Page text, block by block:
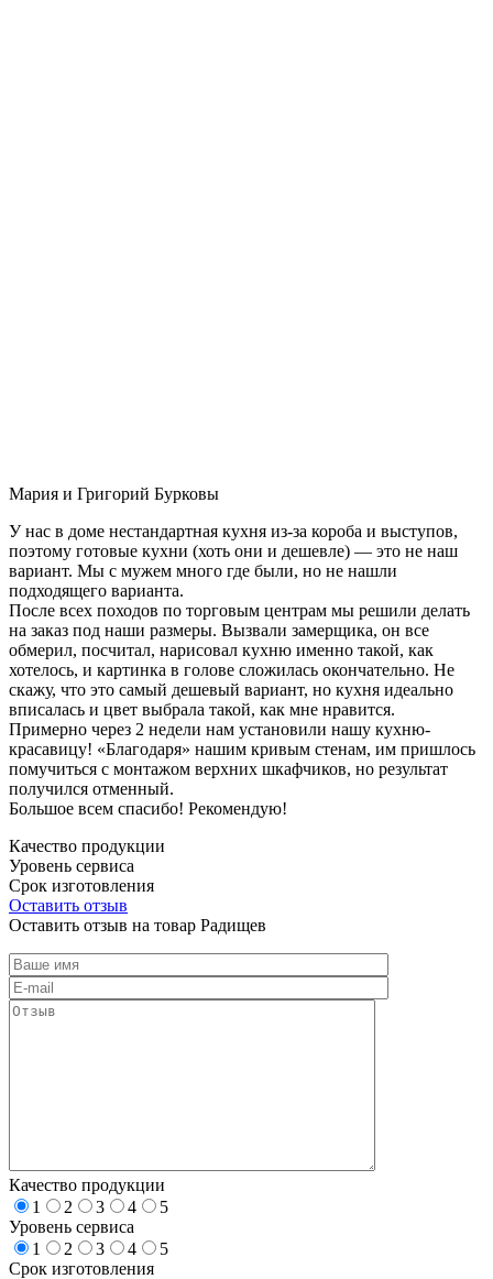
Мария и Григорий Бурковы
У нас в доме нестандартная кухня из-за короба и выступов,
поэтому готовые кухни (хоть они и дешевле) — это не наш
вариант. Мы с мужем много где были, но не нашли
подходящего варианта.
После всех походов по торговым центрам мы решили делать
на заказ под наши размеры. Вызвали замерщика, он все
обмерил, посчитал, нарисовал кухню именно такой, как
хотелось, и картинка в голове сложилась окончательно. Не
скажу, что это самый дешевый вариант, но кухня идеально
вписалась и цвет выбрала такой, как мне нравится.
Примерно через 2 недели нам установили нашу кухню-
красавицу! «Благодаря» нашим кривым стенам, им пришлось
помучиться с монтажом верхних шкафчиков, но результат
получился отменный.
Большое всем спасибо! Рекомендую!
Качество продукции
Уровень сервиса
Срок изготовления
Оставить отзыв
Оставить отзыв на товар Радищев
Качество продукции
1
2 3 4
5
Уровень сервиса
1
2 3 4
5
Срок изготовления